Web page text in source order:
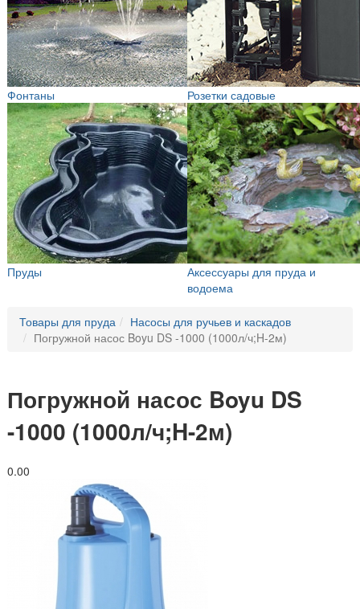
Фонтаны Розетки садовые
Пруды
Аксессуары для пруда и
водоема
Товары для пруда
Насосы для ручьев и каскадов
Погружной насос Boyu DS -1000 (1000л/ч;H-2м)
Погружной насос Boyu DS
-1000 (1000л/ч;H-2м)
0.00